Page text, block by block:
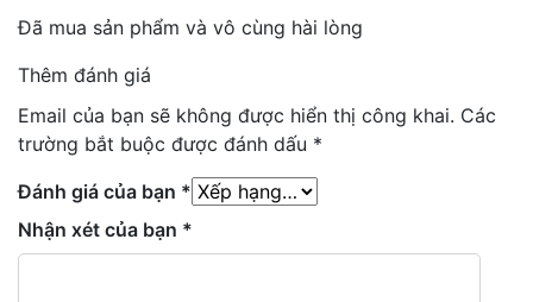
Đã mua sản phẩm và vô cùng hài lòng
Thêm đánh giá
Email của bạn sẽ không được hiển thị công khai. Các
trường bắt buộc được đánh dấu *
Đánh giá của bạn *
Nhận xét của bạn *